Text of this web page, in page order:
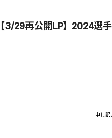
【3/29再公開LP】2024選
申し訳